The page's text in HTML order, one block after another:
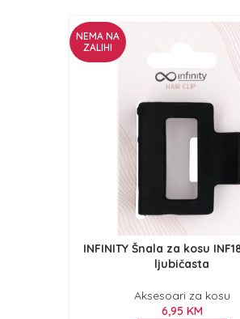
NEMA NA
ZALIHI
INFINITY Šnala za kosu
ljubičasta
Aksesoari za kosu
6,95 KM